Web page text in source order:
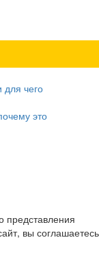
для чего
это
вы соглашаетесь